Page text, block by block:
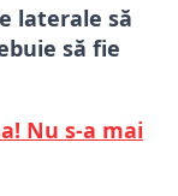
laterale să
să fie
Nu s-a mai